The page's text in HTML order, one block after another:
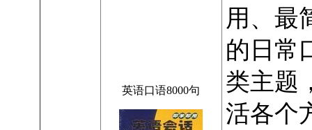
英语口语8000句
用、最
的日常
类主题
活各个